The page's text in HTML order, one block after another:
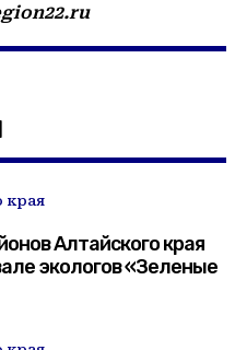
края
Алтайского края
экологов «Зеленые